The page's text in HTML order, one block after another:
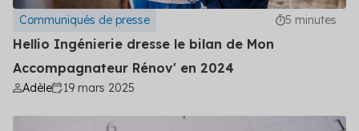
Communiqués de presse 5 minutes
Hellio Ingénierie dresse le bilan de Mon
Accompagnateur Rénov' en 2024
Adèle 19 mars 2025